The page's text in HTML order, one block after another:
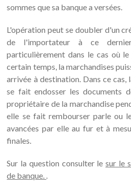
sommes que sa banque a versées.
L'opération peut se doubler d'un
de l'importateur à ce
particulièrement dans le cas où
certain temps, la marchandises
arrivée à destination. Dans ce
se fait endosser les documents
propriétaire de la marchandise
elle se fait rembourser parle ou
avancées par elle au fur et à
finales.
Sur la question consulter lesur le
de banque. .